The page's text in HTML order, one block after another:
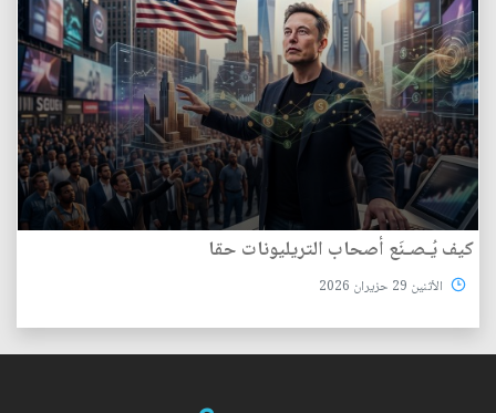
كيف يُـصـنَع أصحاب التريليونات حقا
الأثنين 29 حزيران 2026